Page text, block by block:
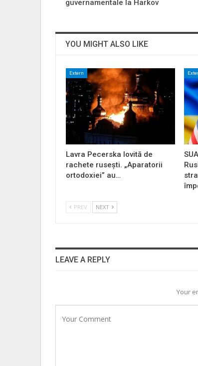
guvernamentale la Harkov
YOU MIGHT ALSO LIKE
Extern
Lavra Pecerska lovită de
rachete rusești. „Aparatorii
ortodoxiei” au…
PREV NEXT
LEAVE A REPLY
Your